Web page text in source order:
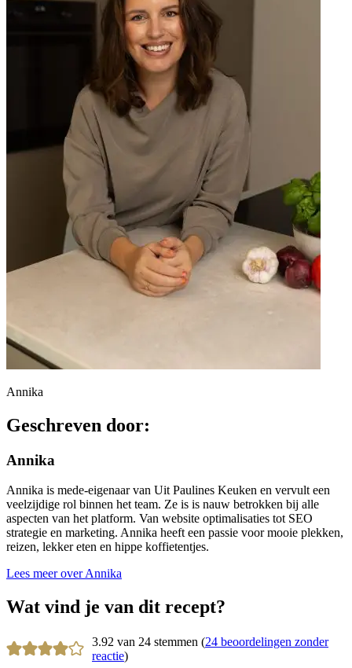
Annika
Geschreven door:
Annika
Annika is mede-eigenaar van Uit Paulines Keuken en vervult een
veelzijdige rol binnen het team. Ze is is nauw betrokken bij alle
aspecten van het platform. Van website optimalisaties tot SEO
strategie en marketing. Annika heeft een passie voor mooie plekken,
reizen, lekker eten en hippe koffietentjes.
Lees meer over Annika
Wat vind je van dit recept?
3.92 van 24 stemmen (24 beoordelingen zonder
reactie)